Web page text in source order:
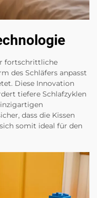
fortschrittliche
des Schläfers anpasst
Diese Innovation
tiefere Schlafzyklen
dass die Kissen
somit ideal für den